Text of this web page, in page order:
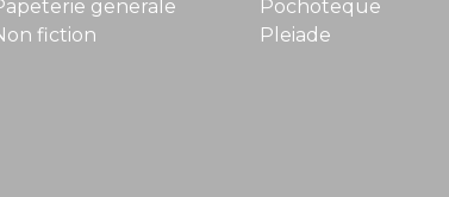
generale
fiction
Pochoteque
Pleiade